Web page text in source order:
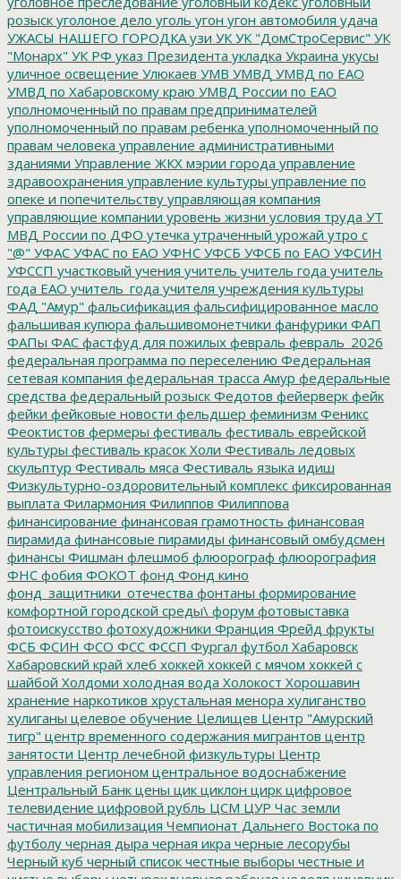
розыск уголоное дело уголь угон угон автомобиля удача
УЖАСЫ НАШЕГО ГОРОДКА узи УК УК "ДомСтроСервис" УК
"Монарх" УК РФ указ Президента укладка Украина укусы
уличное освещение Улюкаев УМВ УМВД УМВД по ЕАО
УМВД по Хабаровскому краю УМВД России по ЕАО
уполномоченный по правам предпринимателей
уполномоченный по правам ребенка уполномоченный по
правам человека управление административными
зданиями Управление ЖКХ мэрии города управление
здравоохранения управление культуры управление по
опеке и попечительству управляющая компания
управляющие компании уровень жизни условия труда УТ
МВД России по ДФО утечка утраченный урожай утро с
"@" УФАС УФАС по ЕАО УФНС УФСБ УФСБ по ЕАО УФСИН
УФССП участковый учения учитель учитель года учитель
года ЕАО учитель_года учителя учреждения культуры
ФАД "Амур" фальсификация фальсифицированное масло
фальшивая купюра фальшивомонетчики фанфурики ФАП
ФАПы ФАС фастфуд для пожилых февраль февраль_2026
федеральная программа по переселению Федеральная
сетевая компания федеральная трасса Амур федеральные
средства федеральный розыск Федотов фейерверк фейк
фейки фейковые новости фельдшер феминизм Феникс
Феоктистов фермеры фестиваль фестиваль еврейской
культуры фестиваль красок Холи Фестиваль ледовых
скульптур Фестиваль мяса Фестиваль языка идиш
Физкультурно-оздоровительный комплекс фиксированная
выплата Филармония Филиппов Филиппова
финансирование финансовая грамотность финансовая
пирамида финансовые пирамиды финансовый омбудсмен
финансы Фишман флешмоб флюорограф флюорография
ФНС фобия ФОКОТ фонд Фонд кино
фонд_защитники_отечества фонтаны формирование
комфортной городской среды\ форум фотовыставка
фотоискусство фотохудожники Франция Фрейд фрукты
ФСБ ФСИН ФСО ФСС ФССП Фургал футбол Хабаровск
Хабаровский край хлеб хоккей хоккей с мячом хоккей с
шайбой Холдоми холодная вода Холокост Хорошавин
хранение наркотиков хрустальная менора хулиганство
хулиганы целевое обучение Целищев Центр "Амурский
тигр" центр временного содержания мигрантов центр
занятости Центр лечебной физкультуры Центр
управления регионом центральное водоснабжение
Центральный Банк цены цик циклон цирк цифровое
телевидение цифровой рубль ЦСМ ЦУР Час земли
частичная мобилизация Чемпионат Дальнего Востока по
футболу черная дыра черная икра черные лесорубы
Черный куб черный список честные выборы честные и